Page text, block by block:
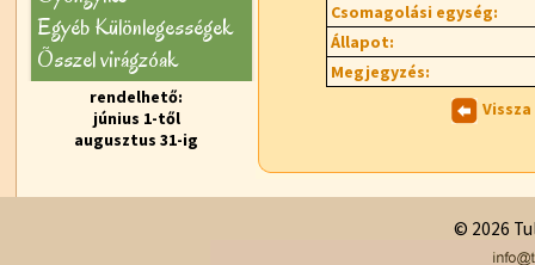
Egyéb Különlegességek
Õsszel virágzóak
rendelhető:
június 1-től
augusztus 31-ig
Csomagolási egység:
Állapot:
Megjegyzés:
© 2026